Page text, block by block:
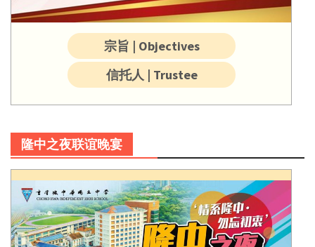
宗旨 | Objectives
信托人 | Trustee
隆中之夜联谊晚宴